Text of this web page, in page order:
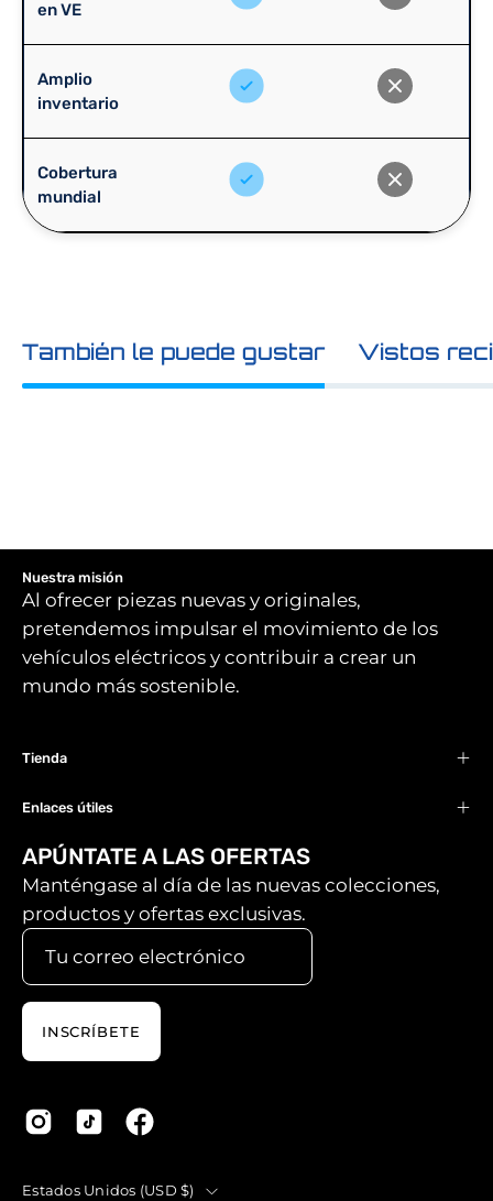
en VE
Amplio
inventario
Cobertura
mundial
También le puede gustar Vistos
Nuestra misión
Al ofrecer piezas nuevas y originales,
pretendemos impulsar el movimiento de los
vehículos eléctricos y contribuir a crear un
mundo más sostenible.
Tienda
Enlaces útiles
APÚNTATE A LAS OFERTAS
Manténgase al día de las nuevas colecciones,
productos y ofertas exclusivas.
INSCRÍBETE
País
Estados Unidos (USD $)